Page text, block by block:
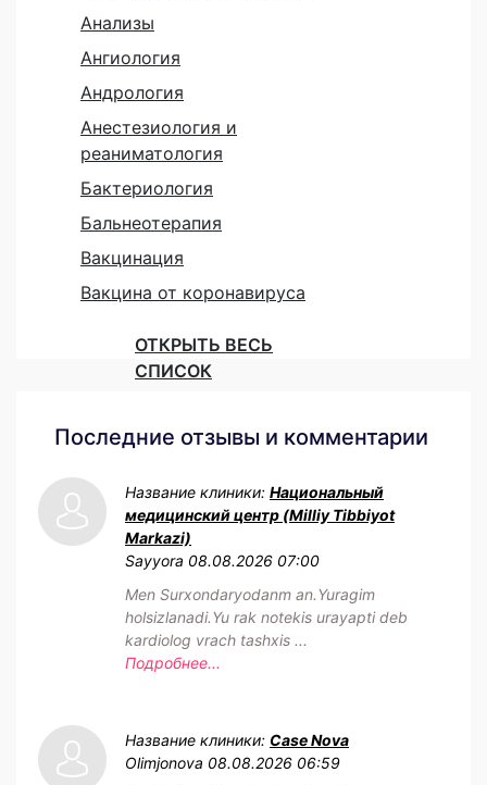
Анализы
Ангиология
Андрология
Анестезиология и
реаниматология
Бактериология
Бальнеотерапия
Вакцинация
Вакцина от коронавируса
ОТКРЫТЬ ВЕСЬ
СПИСОК
Последние отзывы и комментарии
Название клиники: Национальный
медицинский центр (Milliy Tibbiyot
Markazi)
Sayyora 08.08.2026 07:00
Men Surxondaryodanm an.Yuragim
holsizlanadi.Yu rak notekis urayapti deb
kardiolog vrach tashxis ...
Подробнее...
Название клиники: Case Nova
Olimjonova 08.08.2026 06:59